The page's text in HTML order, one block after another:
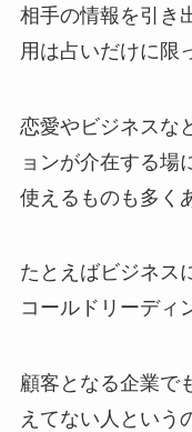
相手の情報を引き
用は占いだけに限
恋愛やビジネスな
ョンが介在する場
使えるものも多く
たとえばビジネス
コールドリーディ
顧客となる企業で
えてない人という